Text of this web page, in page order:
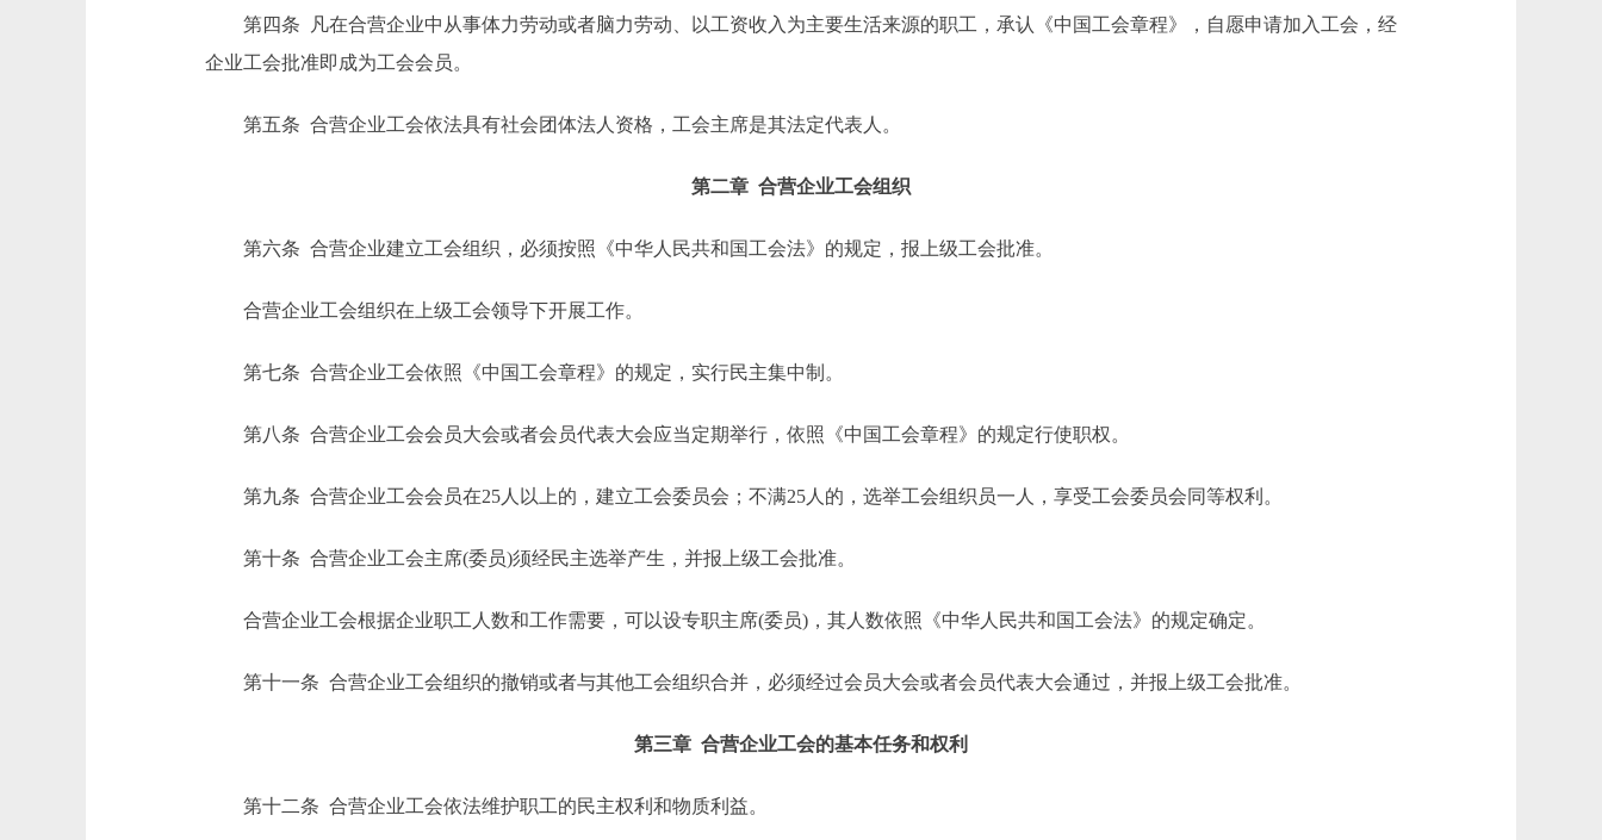
第四条 凡在合营企业中从事体力劳动或者脑力劳动、以工资收入为主要生活来源的职工，承认《中国工会章程》，自愿申请加入工会，经
企业工会批准即成为工会会员。
第五条 合营企业工会依法具有社会团体法人资格，工会主席是其法定代表人。
第二章 合营企业工会组织
第六条 合营企业建立工会组织，必须按照《中华人民共和国工会法》的规定，报上级工会批准。
合营企业工会组织在上级工会领导下开展工作。
第七条 合营企业工会依照《中国工会章程》的规定，实行民主集中制。
第八条 合营企业工会会员大会或者会员代表大会应当定期举行，依照《中国工会章程》的规定行使职权。
第九条 合营企业工会会员在25人以上的，建立工会委员会；不满25人的，选举工会组织员一人，享受工会委员会同等权利。
第十条 合营企业工会主席(委员)须经民主选举产生，并报上级工会批准。
合营企业工会根据企业职工人数和工作需要，可以设专职主席(委员)，其人数依照《中华人民共和国工会法》的规定确定。
第十一条 合营企业工会组织的撤销或者与其他工会组织合并，必须经过会员大会或者会员代表大会通过，并报上级工会批准。
第三章 合营企业工会的基本任务和权利
第十二条 合营企业工会依法维护职工的民主权利和物质利益。